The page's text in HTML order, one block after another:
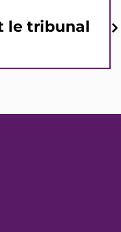
le tribunal